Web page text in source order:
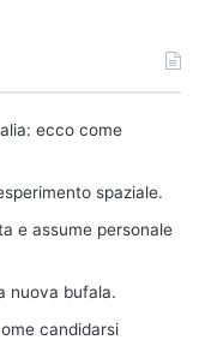
ecco come
spaziale.
e assume personale
nuova bufala.
candidarsi